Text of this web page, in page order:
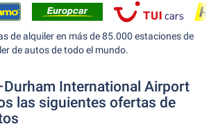
de alquiler en más de 85.000 estaciones de
de autos de todo el mundo.
International Airport
las siguientes ofertas de